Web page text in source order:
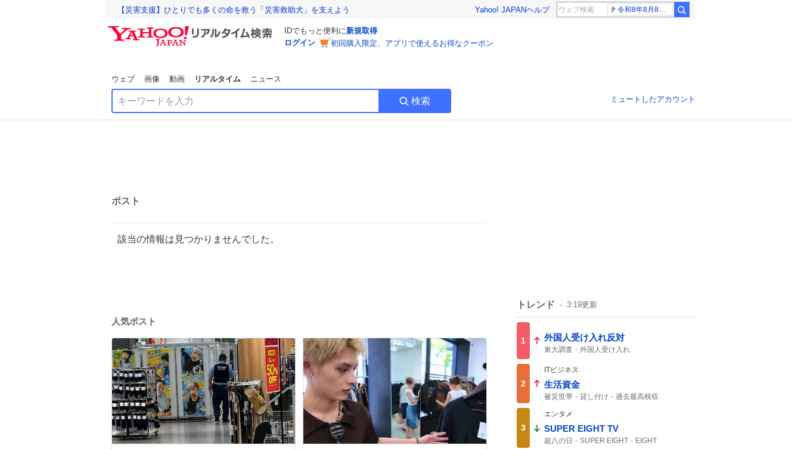
【災害支援】ひとりでも多くの命を救う「災害救助犬」を支えよう Yahoo! JAPANヘルプ 令和8年8月8日8時8分
IDでもっと便利に新規取得
ログイン
初回購入限定、アプリで使えるお得なクーポン
ウェブ 画像 動画 リアルタイム ニュース
検索 ミュートしたアカウント
ポスト
該当の情報は見つかりませんでした。
人気ポスト
トレンド 3:19更新
1 外国人受け入れ反対
東大調査 外国人受け入れ
2
ITビジネス
生活資金
被災世帯 貸し付け
過去最高税収
3
エンタメ
SUPER EIGHT TV
超八の日 SUPER EIGHT EIGHT